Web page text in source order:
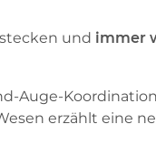
und immer
Auge-
erzählt eine